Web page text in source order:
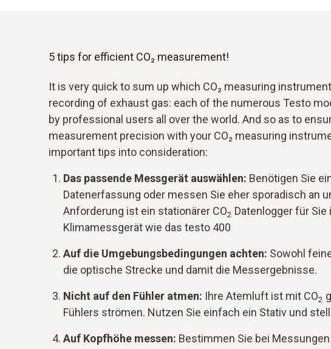
5 tips for efficient CO₂ measurement!
It is very quick to sum up which CO₂ measuring
recording of exhaust gas: each of the numerous Testo
by professional users all over the world. And so as to
measurement precision with your CO₂ measuring
important tips into consideration:
Das passende Messgerät auswählen: Benötigen Sie
Datenerfassung oder messen Sie eher sporadisch an
Anforderung ist ein stationärer CO2 Datenlogger für Sie
Klimamessgerät wie das testo 400
Auf die Umgebungsbedingungen achten: Sowohl
die optische Strecke und damit die Messergebnisse.
Nicht auf den Fühler atmen: Ihre Atemluft ist mit CO2
Fühlers strömen. Nutzen Sie einfach ein Stativ und
Auf Kopfhöhe messen: Bestimmen Sie bei